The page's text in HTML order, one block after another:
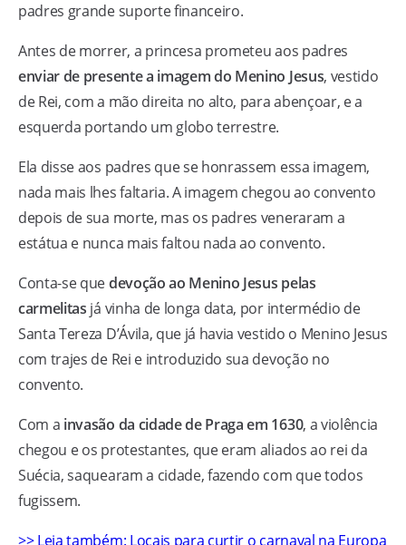
padres grande suporte financeiro.
Antes de morrer, a princesa prometeu aos padres
enviar de presente a imagem do Menino Jesus, vestido
de Rei, com a mão direita no alto, para abençoar, e a
esquerda portando um globo terrestre.
Ela disse aos padres que se honrassem essa imagem,
nada mais lhes faltaria. A imagem chegou ao convento
depois de sua morte, mas os padres veneraram a
estátua e nunca mais faltou nada ao convento.
Conta-se quedevoção ao Menino Jesus pelas
carmelitas já vinha de longa data, por intermédio de
Santa Tereza D’Ávila, que já havia vestido o Menino Jesus
com trajes de Rei e introduzido sua devoção no
convento.
Com a invasão da cidade de Praga em 1630, a violência
chegou e os protestantes, que eram aliados ao rei da
Suécia, saquearam a cidade, fazendo com que todos
fugissem.
>> Leia também: Locais para curtir o carnaval na Europa